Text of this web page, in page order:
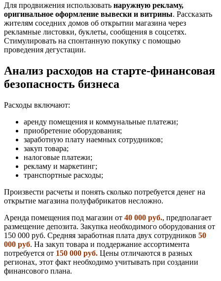
Для продвижения использовать наружную рекламу,
оригинальное оформление вывески и витрины. Рассказать
жителям соседних домов об открытии магазина через
рекламные листовки, буклеты, сообщения в соцсетях.
Стимулировать на спонтанную покупку с помощью
проведения дегустации.
Анализ расходов на старте-финансовая
безопасность бизнеса
Расходы включают:
аренду помещения и коммунальные платежи;
приобретение оборудования;
заработную плату наемных сотрудников;
закуп товара;
налоговые платежи;
рекламу и маркетинг;
транспортные расходы;
Произвести расчеты и понять сколько потребуется денег на
открытие магазина полуфабрикатов несложно.
Аренда помещения под магазин от 40 000 руб., предполагает
размещение депозита. Закупка необходимого оборудования от
150 000 руб. Средняя заработная плата двух сотрудников 50
000 руб. На закуп товара и поддержание ассортимента
потребуется от 150 000 руб. Цены отличаются в разных
регионах, этот факт необходимо учитывать при создании
финансового плана.